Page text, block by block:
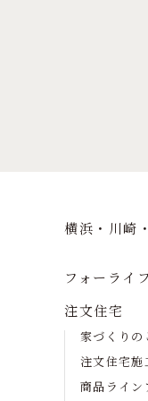
横浜・川崎
フォーライ
注文住宅
家づくりの
注文住宅施
商品ライン